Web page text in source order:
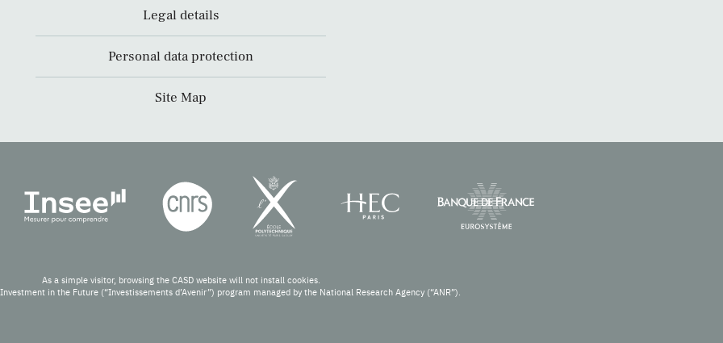
Legal details
Personal data protection
Site Map
As a simple visitor, browsing the CASD website will not install cookies.
in the Future (“Investissements d’Avenir”) program managed by the National Research Agency (“ANR”).